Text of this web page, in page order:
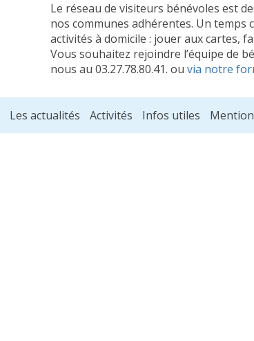
Le réseau de visiteurs bénévoles est
nos communes adhérentes. Un
activités à domicile : jouer aux cartes,
Vous souhaitez rejoindre l’équipe de
nous au 03.27.78.80.41. ou via notre
Les actualités Activités Infos utiles